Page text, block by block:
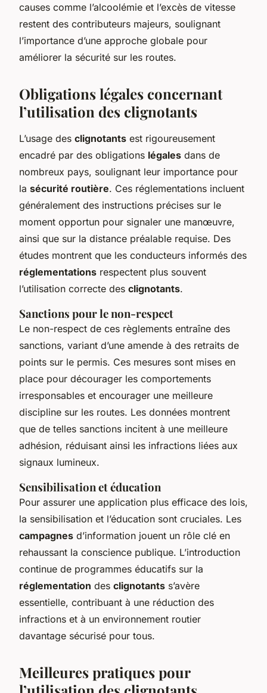
causes comme l’alcoolémie et l’excès de vitesse
restent des contributeurs majeurs, soulignant
l’importance d’une approche globale pour
améliorer la sécurité sur les routes.
Obligations légales concernant
l’utilisation des clignotants
L’usage des clignotants est rigoureusement
encadré par des obligations légales dans de
nombreux pays, soulignant leur importance pour
la sécurité routière. Ces réglementations incluent
généralement des instructions précises sur le
moment opportun pour signaler une manœuvre,
ainsi que sur la distance préalable requise. Des
études montrent que les conducteurs informés des
réglementations respectent plus souvent
l’utilisation correcte des clignotants.
Sanctions pour le non-respect
Le non-respect de ces règlements entraîne des
sanctions, variant d’une amende à des retraits de
points sur le permis. Ces mesures sont mises en
place pour décourager les comportements
irresponsables et encourager une meilleure
discipline sur les routes. Les données montrent
que de telles sanctions incitent à une meilleure
adhésion, réduisant ainsi les infractions liées aux
signaux lumineux.
Sensibilisation et éducation
Pour assurer une application plus efficace des lois,
la sensibilisation et l’éducation sont cruciales. Les
campagnes d’information jouent un rôle clé en
rehaussant la conscience publique. L’introduction
continue de programmes éducatifs sur la
réglementation des clignotants s’avère
essentielle, contribuant à une réduction des
infractions et à un environnement routier
davantage sécurisé pour tous.
Meilleures pratiques pour